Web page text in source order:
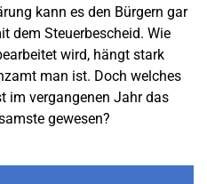
kann es den Bürgern gar
dem Steuerbescheid. Wie
wird, hängt stark
man ist. Doch welches
im vergangenen Jahr das
gewesen?